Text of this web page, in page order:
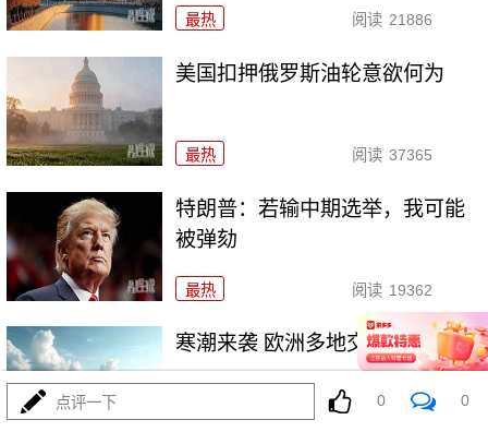
最热 阅读 21886
美国扣押俄罗斯油轮意欲何为
最热 阅读 37365
特朗普：若输中期选举，我可能
被弹劾
最热 阅读 19362
寒潮来袭 欧洲多地交通受阻
最热
点评一下 0 0